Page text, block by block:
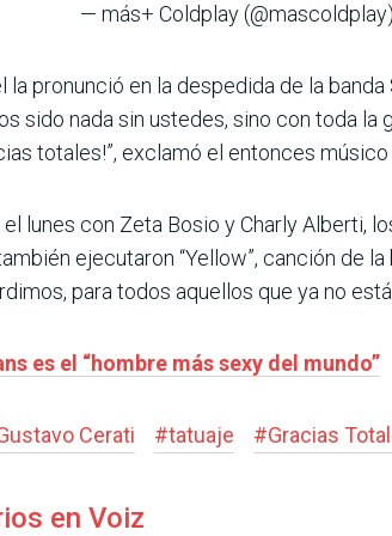
— más+ Coldplay (@mascoldplay)
la pronunció en la despedida de la
sido nada sin ustedes, sino con toda
totales!”, exclamó el entonces
lunes con Zeta Bosio y Charly Alberti,
ejecutaron “Yellow”, canción de
para todos aquellos que ya no
es el “hombre más sexy del mundo”
Cerati #tatuaje #Gracias
en Voiz